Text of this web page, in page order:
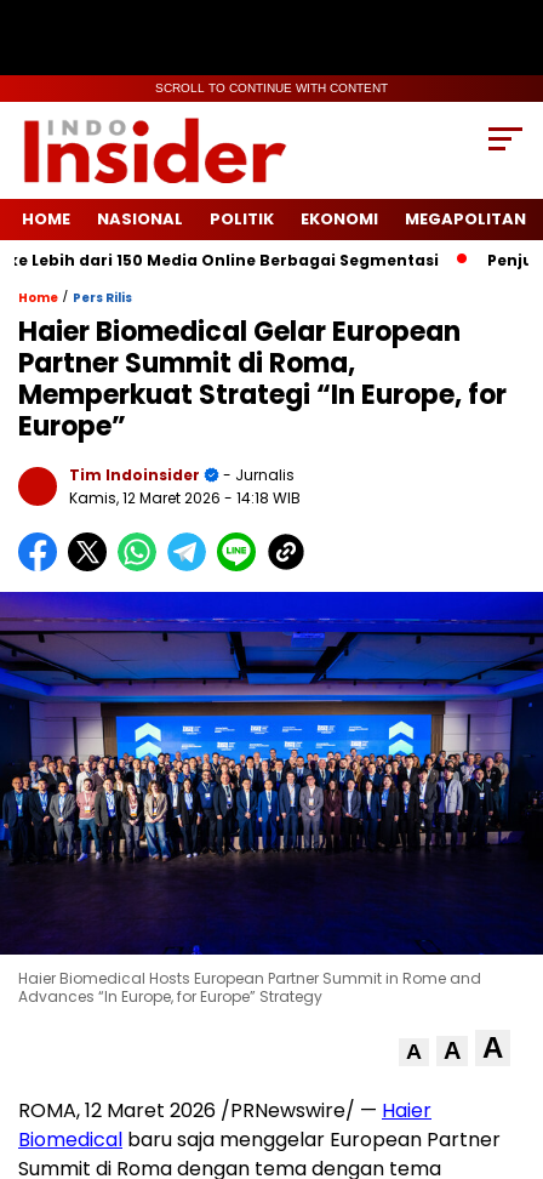
SCROLL TO CONTINUE WITH CONTENT
HOME NASIONAL POLITIK EKONOMI MEGAPOLITAN
dari 150 Media Online Berbagai Segmentasi Penjualan
Home / Pers Rilis
Haier Biomedical Gelar European
Partner Summit di Roma,
Memperkuat Strategi “In Europe, for
Europe”
Tim Indoinsider
- Jurnalis
Kamis, 12 Maret 2026 - 14:18 WIB
Haier Biomedical Hosts European Partner Summit in Rome and
Advances “In Europe, for Europe” Strategy
A A A
ROMA, 12 Maret 2026 /PRNewswire/ — Haier
Biomedical baru saja menggelar European Partner
Summit di Roma dengan tema dengan tema